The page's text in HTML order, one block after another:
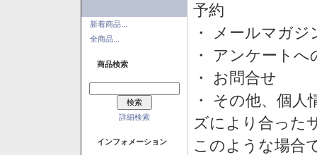
新着商品...
全商品...
商品検索
詳細検索
インフォメーション
予約
・ メールマガ
・ アンケートへ
・ お問合せ
・ その他、個
ズにより合った
このような場合